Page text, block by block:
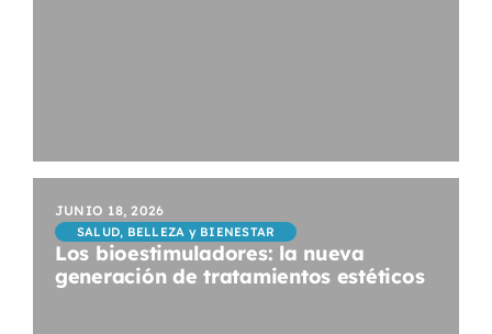
JUNIO 18, 2026
SALUD, BELLEZA y BIENESTAR
Los bioestimuladores: la nueva
generación de tratamientos estéticos